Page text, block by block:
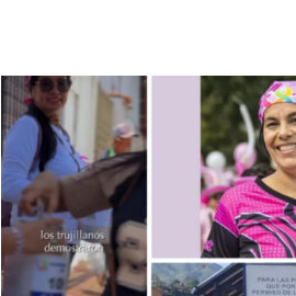
SADET
Cierra
un
2025
Histórico:
Un
Segundo